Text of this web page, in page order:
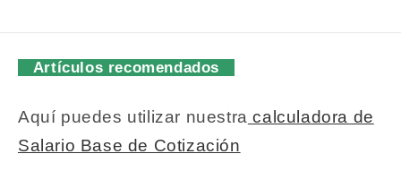
Artículos recomendados
Aquí puedes utilizar nuestra calculadora de
Salario Base de Cotización